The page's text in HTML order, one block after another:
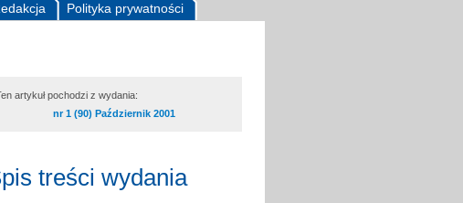
Polityka prywatności
artykuł pochodzi z wydania:
nr 1 (90) Październik 2001
treści wydania